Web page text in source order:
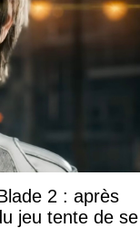
2 : après
jeu tente de se